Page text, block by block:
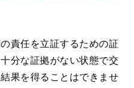
責任を立証するための証
分な証拠がない状態で交
果を得ることはできませ